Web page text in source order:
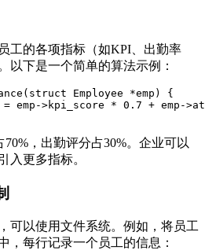
工的各项指标（如KPI、出勤率
以下是一个简单的算法示例：
Employee *emp) {
= emp->kpi_score * 0.7 + emp-
，出勤评分占30%。企业可以
入更多指标。
可以使用文件系统。例如，将员工
，每行记录一个员工的信息：